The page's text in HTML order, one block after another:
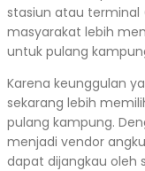
stasiun atau
masyarakat lebih
untuk pulang
Karena keunggulan
sekarang lebih
pulang kampung.
menjadi vendor
dapat dijangkau oleh